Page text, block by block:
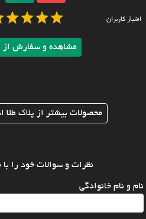
امتیاز کاربران
مشاهده و سفارش از
محصولات بیشتر از پلاک
نظرات و سوالات خود را با
نام و نام خانوادگی